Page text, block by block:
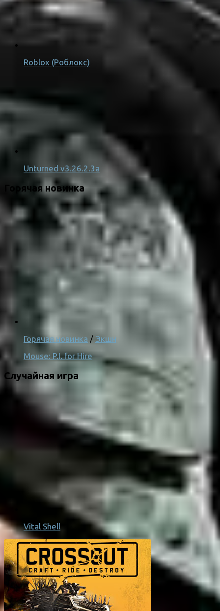
Roblox (Роблокс)
Unturned v3.26.2.3a
Горячая новинка
Горячая новинка / Экшн
Mouse: P.I. for Hire
Случайная игра
Vital Shell